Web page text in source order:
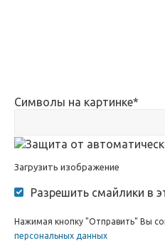
Символы на картинке*
Загрузить изображение
Разрешить смайлики в
Нажимая кнопку "Отправить" Вы
персональных данных